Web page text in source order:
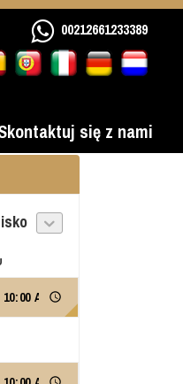
00212661233389
się z nami